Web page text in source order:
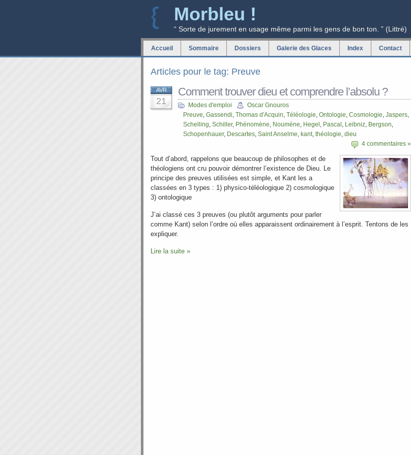
Morbleu !
“ Sorte de jurement en usage même parmi les gens de bon ton. ” (Littré)
Accueil Sommaire Dossiers Galerie des Glaces Index Contact
Articles pour le tag: Preuve
AVR
21
Comment trouver dieu et comprendre l’absolu ?
Modes d'emploi
Oscar Gnouros
Preuve, Gassendi, Thomas d'Acquin, Téléologie, Ontologie, Cosmologie, Jaspers,
Schelling, Schiller, Phénomène, Noumène, Hegel , Pascal , Leibniz, Bergson,
Schopenhauer, Descartes, Saint Anselme, kant, théologie, dieu
4 commentaires »
Tout d’abord, rappelons que beaucoup de philosophes et de
théologiens ont cru pouvoir démontrer l’existence de Dieu. Le
principe des preuves utilisées est simple, et Kant les a
classées en 3 types : 1) physico-téléologique 2) cosmologique
3) ontologique
J’ai classé ces 3 preuves (ou plutôt arguments pour parler
comme Kant) selon l’ordre où elles apparaissent ordinairement à l’esprit. Tentons de les
expliquer.
Lire la suite »